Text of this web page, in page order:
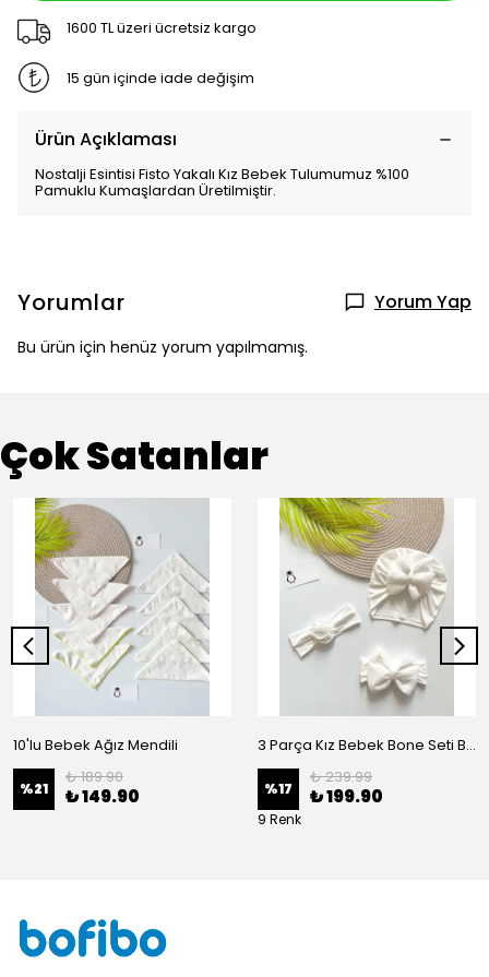
1600 TL üzeri ücretsiz kargo
15 gün içinde iade değişim
Ürün Açıklaması
Nostalji Esintisi Fisto Yakalı Kız Bebek Tulumumuz %100
Pamuklu Kumaşlardan Üretilmiştir.
Yorumlar Yorum Yap
Bu ürün için henüz yorum yapılmamış.
Çok Satanlar
10'lu Bebek Ağız Mendili
%21
₺ 189.90
₺ 149.90
3 Parça Kız Bebek Bone Seti BN02 - Beyaz
%17
₺ 239.99
₺ 199.90
9 Renk